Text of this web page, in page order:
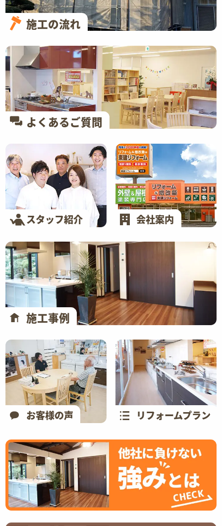
施工の流れ
よくあるご質問
スタッフ紹介 会社案内
施工事例
お客様の声 リフォームプラン